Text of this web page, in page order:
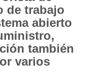
de trabajo
abierto
también
varios